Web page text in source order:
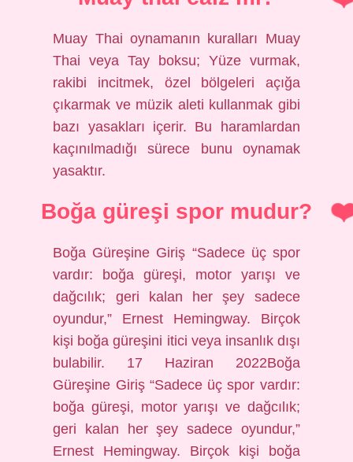
Muay Thai oynamanın kuralları Muay
Thai veya Tay boksu; Yüze vurmak,
rakibi incitmek, özel bölgeleri açığa
çıkarmak ve müzik aleti kullanmak gibi
bazı yasakları içerir. Bu haramlardan
kaçınılmadığı sürece bunu oynamak
yasaktır.
Boğa güreşi spor mudur?
Boğa Güreşine Giriş “Sadece üç spor
vardır: boğa güreşi, motor yarışı ve
dağcılık; geri kalan her şey sadece
oyundur,” Ernest Hemingway. Birçok
kişi boğa güreşini itici veya insanlık dışı
bulabilir. 17 Haziran 2022Boğa
Güreşine Giriş “Sadece üç spor vardır:
boğa güreşi, motor yarışı ve dağcılık;
geri kalan her şey sadece oyundur,”
Ernest Hemingway. Birçok kişi boğa